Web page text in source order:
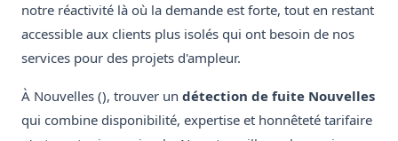
notre réactivité là où la demande est forte, tout en restant
accessible aux clients plus isolés qui ont besoin de nos
services pour des projets d'ampleur.
À Nouvelles (), trouver un détection de fuite Nouvelles
qui combine disponibilité, expertise et honnêteté tarifaire